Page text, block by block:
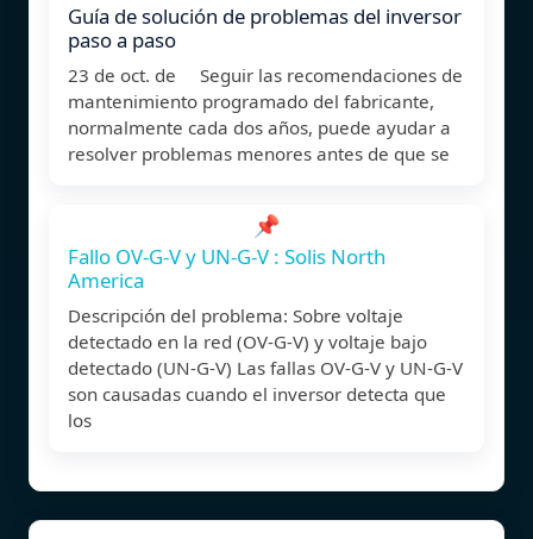
Guía de solución de problemas del inversor
paso a paso
23 de oct. de Seguir las recomendaciones de
mantenimiento programado del fabricante,
normalmente cada dos años, puede ayudar a
resolver problemas menores antes de que se
📌
Fallo OV-G-V y UN-G-V : Solis North
America
Descripción del problema: Sobre voltaje
detectado en la red (OV-G-V) y voltaje bajo
detectado (UN-G-V) Las fallas OV-G-V y UN-G-V
son causadas cuando el inversor detecta que
los